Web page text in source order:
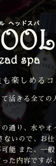
楽しめる
活きる全ての
通り、水やオ
ないので、お
能 また、一般
た内容ですが